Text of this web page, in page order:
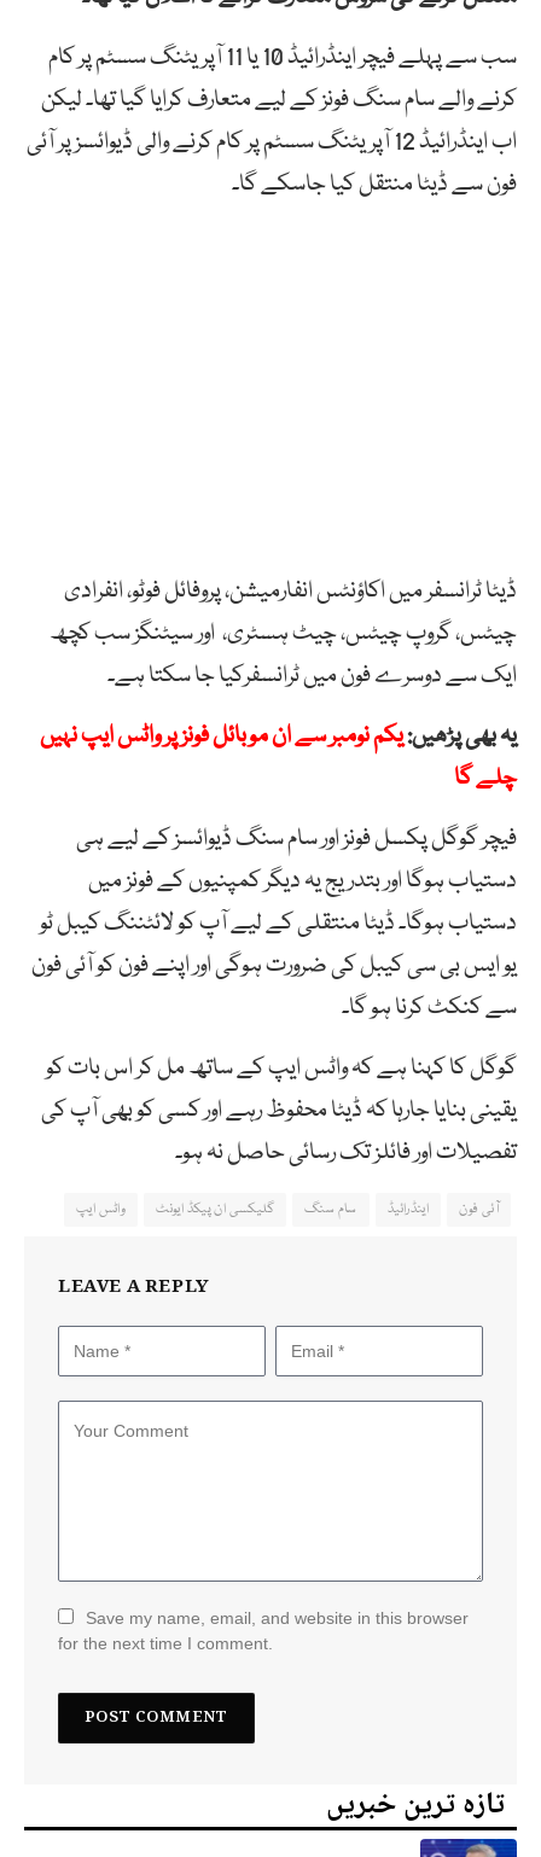
سب سے پہلے فیچر اینڈرائیڈ 10 یا 11 آپریٹنگ سسٹم پر کام
کرنے والے سام سنگ فونز کے لیے متعارف کرایا گیا تھا۔ لیکن
اب اینڈرائیڈ 12 آپریٹنگ سسٹم پر کام کرنے والی ڈیوائسز پر آئی
فون سے ڈیٹا منتقل کیا جاسکے گا۔
ڈیٹا ٹرانسفر میں اکاؤنٹس انفارمیشن، پروفائل فوٹو، انفرادی
چیٹس، گروپ چیٹس، چیٹ ہسٹری، اور سیٹنگز سب کچھ
ایک سے دوسرے فون میں ٹرانسفرکیا جا سکتا ہے۔
یہ بھی پڑھیں:یکم نومبر سے ان موبائل فونز پر واٹس ایپ نہیں
چلے گا
فیچر گوگل پکسل فونز اور سام سنگ ڈیوائسز کے لیے ہی
دستیاب ہوگا اور بتدریج یہ دیگر کمپنیوں کے فونز میں
دستیاب ہوگا۔ ڈیٹا منتقلی کے لیے آپ کو لائٹننگ کیبل ٹو
یو ایس بی سی کیبل کی ضرورت ہوگی اور اپنے فون کو آئی فون
سے کنکٹ کرنا ہو گا۔
گوگل کا کہنا ہے کہ واٹس ایپ کے ساتھ مل کر اس بات کو
یقینی بنایا جارہا کہ ڈیٹا محفوظ رہے اور کسی کو بھی آپ کی
تفصیلات اور فائلز تک رسائی حاصل نہ ہو۔
آئی فون اینڈرائیڈ سام سنگ گلیکسی ان پیکڈ ایونٹ واٹس ایپ
LEAVE A REPLY
Save my name, email, and website in this browser
for the next time I comment.
تازہ ترین خبریں